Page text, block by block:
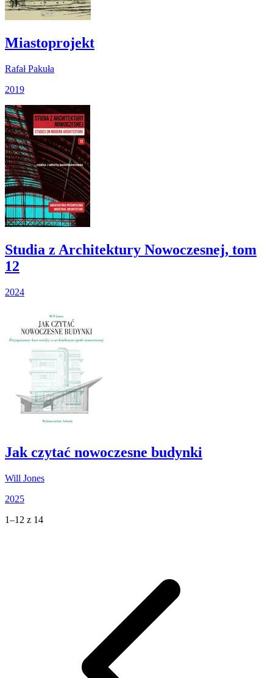
Miastoprojekt
Rafał Pakuła
2019
Studia z Architektury Nowoczesnej, tom
12
2024
Jak czytać nowoczesne budynki
Will Jones
2025
1–12 z 14